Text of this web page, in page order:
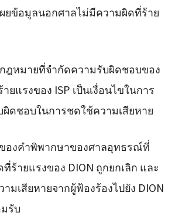
ยข้อมูลนอกศาลไม่มีความผิดที่ร้าย
ฎหมายที่จำกัดความรับผิดชอบของ
ยแรงของ ISP เป็นเงื่อนไขในการ
ดชอบในการชดใช้ความเสียหาย
องคำพิพากษาของศาลอุทธรณ์ที่
ร้ายแรงของ DION ถูกยกเลิก และ
มเสียหายจากผู้ฟ้องร้องไปยัง DION
รับ